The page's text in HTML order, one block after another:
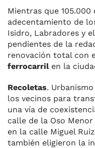
Mientras que
adecentamiento de
Isidro, Labradores y
pendientes de la
renovación total con
ferrocarrilen la
Recoletas.
los vecinos para
una vía de
calle de la Oso
en la calle Miguel
también eligieron la